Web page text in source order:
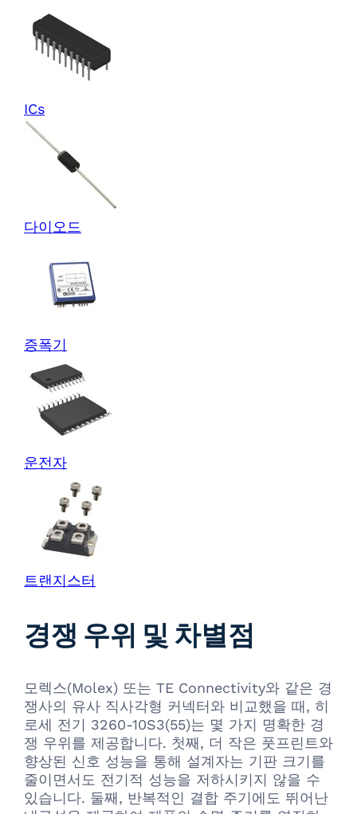
ICs
다이오드
증폭기
운전자
트랜지스터
경쟁 우위 및 차별점
모렉스(Molex) 또는 TE Connectivity와 같은 경
쟁사의 유사 직사각형 커넥터와 비교했을 때, 히
로세 전기 3260-10S3(55)는 몇 가지 명확한 경
쟁 우위를 제공합니다. 첫째, 더 작은 풋프린트와
향상된 신호 성능을 통해 설계자는 기판 크기를
줄이면서도 전기적 성능을 저하시키지 않을 수
있습니다. 둘째, 반복적인 결합 주기에도 뛰어난